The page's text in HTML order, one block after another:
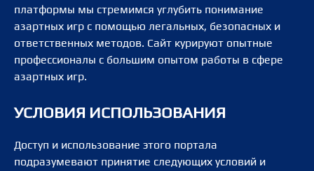
платформы мы стремимся углубить понимание
азартных игр с помощью легальных, безопасных и
ответственных методов. Сайт курируют опытные
профессионалы с большим опытом работы в сфере
азартных игр.
УСЛОВИЯ ИСПОЛЬЗОВАНИЯ
Доступ и использование этого портала
подразумевают принятие следующих условий и